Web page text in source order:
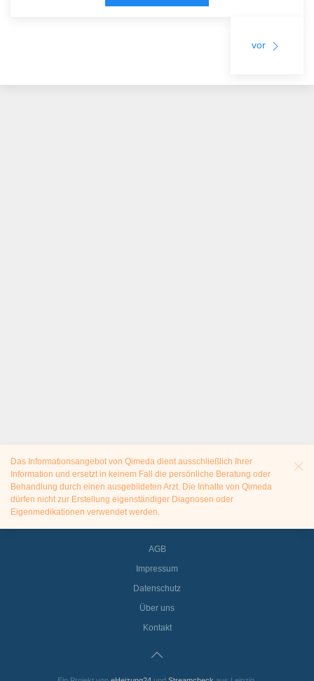
vor
Das Informationsangebot von Qimeda dient ausschließlich Ihrer
Information und ersetzt in keinem Fall die persönliche Beratung oder
Behandlung durch einen ausgebildeten Arzt. Die Inhalte von Qimeda
dürfen nicht zur Erstellung eigenständiger Diagnosen oder
Eigenmedikationen verwendet werden.
AGB
Impressum
Datenschutz
Über uns
Kontakt